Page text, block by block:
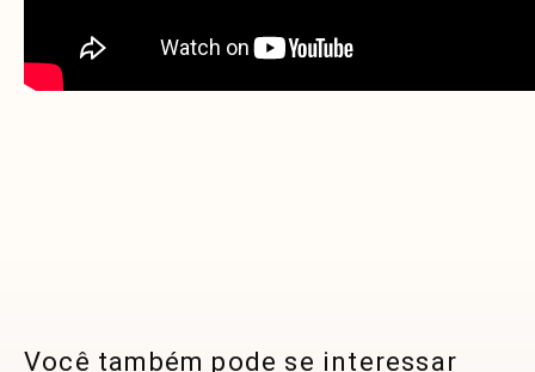
Você também pode se interessar